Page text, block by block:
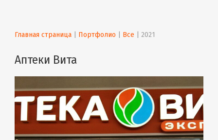
Главная страница Портфолио Все 2021
Аптеки Вита